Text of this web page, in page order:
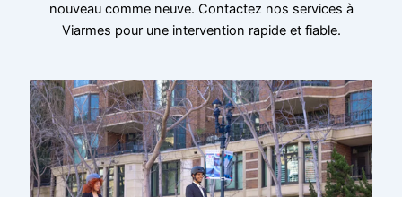
nouveau comme neuve. Contactez nos services à
Viarmes pour une intervention rapide et fiable.